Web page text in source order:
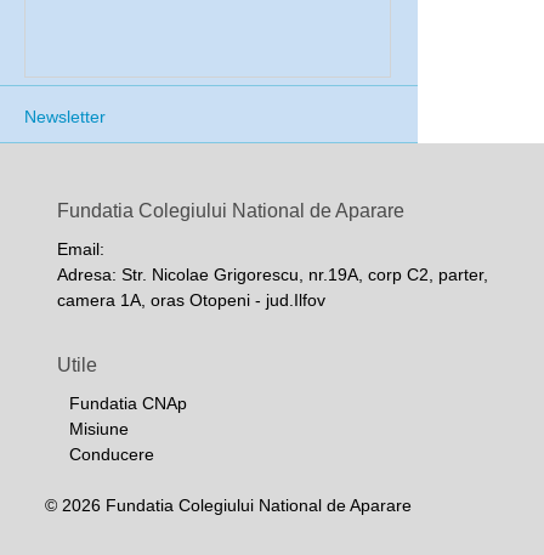
Newsletter
Fundatia Colegiului National de Aparare
Email:
Adresa: Str. Nicolae Grigorescu, nr.19A, corp C2, parter,
camera 1A, oras Otopeni - jud.Ilfov
Utile
Fundatia CNAp
Misiune
Conducere
© 2026 Fundatia Colegiului National de Aparare